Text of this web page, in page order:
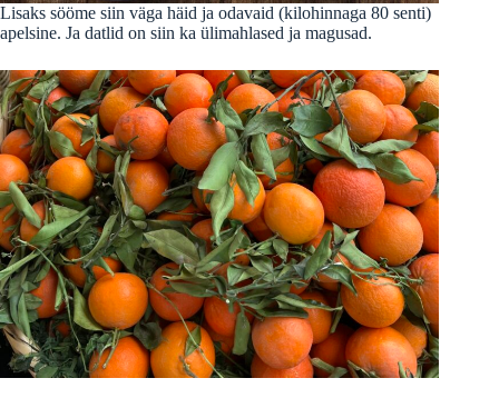
Lisaks sööme siin väga häid ja odavaid (kilohinnaga 80 senti)
apelsine. Ja datlid on siin ka ülimahlased ja magusad.